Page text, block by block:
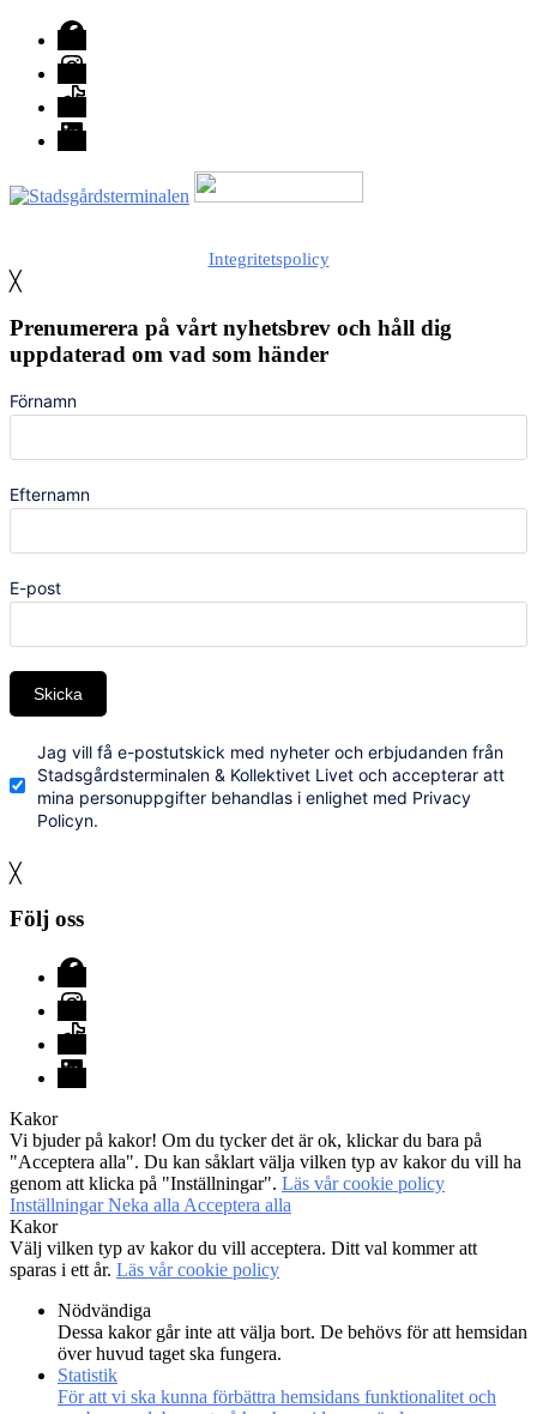
Facebook
Instagram
TikTok
LinkedIn
Integritetspolicy
╳
Prenumerera på vårt nyhetsbrev och håll dig
uppdaterad om vad som händer
Förnamn
Efternamn
E-post
Skicka
Jag vill få e-postutskick med nyheter och erbjudanden från
Stadsgårdsterminalen & Kollektivet Livet och accepterar att
mina personuppgifter behandlas i enlighet med Privacy
Policyn.
╳
Följ oss
Facebook
Instagram
TikTok
LinkedIn
Kakor
Vi bjuder på kakor! Om du tycker det är ok, klickar du bara på
"Acceptera alla". Du kan såklart välja vilken typ av kakor du vill ha
genom att klicka på "Inställningar". Läs vår cookie policy
InställningarNeka alla Acceptera alla
Kakor
Välj vilken typ av kakor du vill acceptera. Ditt val kommer att
sparas i ett år. Läs vår cookie policy
Nödvändiga
Dessa kakor går inte att välja bort. De behövs för att hemsidan
över huvud taget ska fungera.
Statistik
För att vi ska kunna förbättra hemsidans funktionalitet och